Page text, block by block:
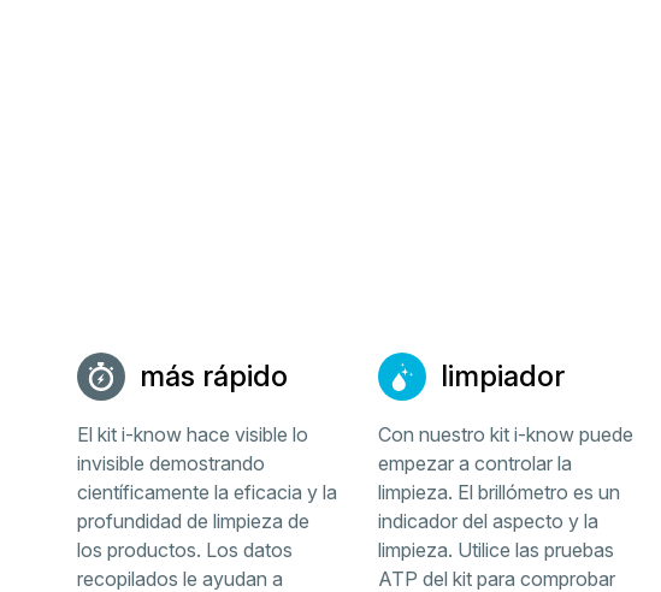
más rápido
El kit i-know hace visible lo
invisible demostrando
científicamente la eficacia y la
profundidad de limpieza de
los productos. Los datos
recopilados le ayudan a
limpiador
Con nuestro kit i-know puede
empezar a controlar la
limpieza. El brillómetro es un
indicador del aspecto y la
limpieza. Utilice las pruebas
ATP del kit para comprobar